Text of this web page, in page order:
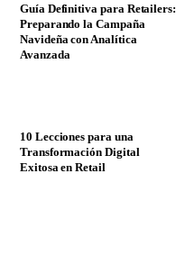
Guía Definitiva para Retailers:
Preparando la Campaña
Navideña con Analítica
Avanzada
10 Lecciones para una
Transformación Digital
Exitosa en Retail